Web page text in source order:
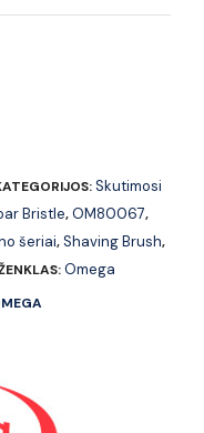
Skutimosi
Bristle,OM80067,
šeriai,Shaving Brush,
Omega